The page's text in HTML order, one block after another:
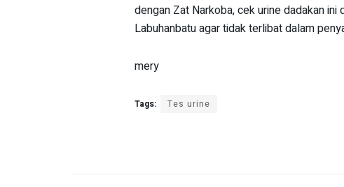
dengan Zat Narkoba, cek urine dadakan
Labuhanbatu agar tidak terlibat dalam
mery
Tags: Tes urine